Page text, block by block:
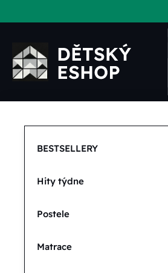
BESTSELLERY
Hity týdne
Postele
Matrace